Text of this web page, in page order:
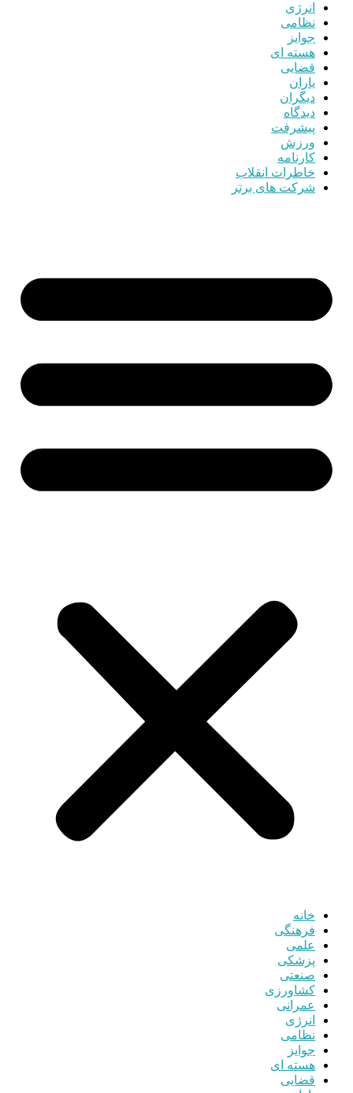
انرژی
نظامی
جوایز
هسته ای
قضایی
یاران
دیگران
دیدگاه
پیشرفت
ورزش
کارنامه
خاطرات انقلاب
شرکت های برتر
خانه
فرهنگی
علمی
پزشکی
صنعتی
کشاورزی
عمرانی
انرژی
نظامی
جوایز
هسته ای
قضایی